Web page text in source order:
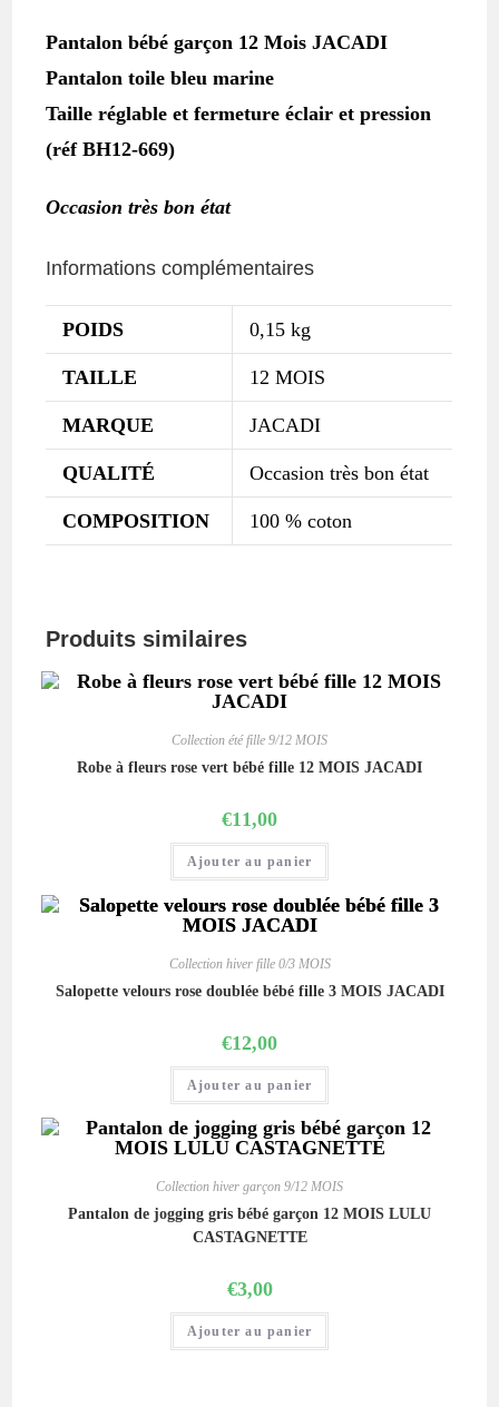
Pantalon bébé garçon 12 Mois JACADI
Pantalon toile bleu marine
Taille réglable et fermeture éclair et pression
(réf BH12-669)
Occasion très bon état
Informations complémentaires
POIDS 0,15 kg
TAILLE 12 MOIS
MARQUE JACADI
QUALITÉ Occasion très bon état
COMPOSITION 100 % coton
Produits similaires
Collection été fille 9/12 MOIS
Robe à fleurs rose vert bébé fille 12 MOIS JACADI
€11,00
Ajouter au panier
Collection hiver fille 0/3 MOIS
Salopette velours rose doublée bébé fille 3 MOIS JACADI
€12,00
Ajouter au panier
Collection hiver garçon 9/12 MOIS
Pantalon de jogging gris bébé garçon 12 MOIS LULU
CASTAGNETTE
€3,00
Ajouter au panier